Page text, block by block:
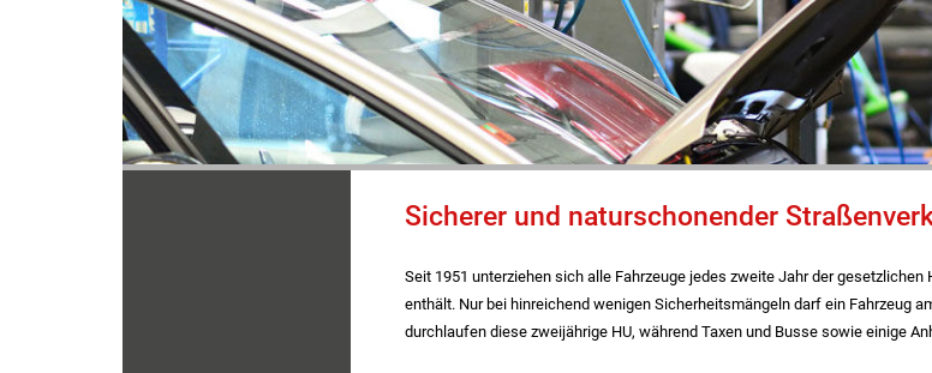
Sicherer und naturschonender
Seit 1951 unterziehen sich alle Fahrzeuge jedes zweite Jahr der
enthält. Nur bei hinreichend wenigen Sicherheitsmängeln darf ein Fahrzeug
durchlaufen diese zweijährige HU, während Taxen und Busse sowie einige